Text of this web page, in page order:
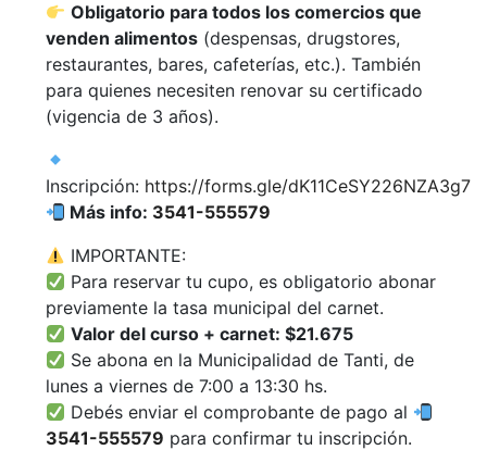
Obligatorio para todos los comercios que
venden alimentos(despensas, drugstores,
restaurantes, bares, cafeterías, etc.). También
para quienes necesiten renovar su certificado
(vigencia de 3 años).
Inscripción: https://forms.gle/dK11CeSY226NZA3g7
Más info: 3541-555579
IMPORTANTE:
Para reservar tu cupo, es obligatorio abonar
previamente la tasa municipal del carnet.
Valor del curso + carnet: $21.675
Se abona en la Municipalidad de Tanti, de
lunes a viernes de 7:00 a 13:30 hs.
Debés enviar el comprobante de pago al
3541-555579 para confirmar tu inscripción.